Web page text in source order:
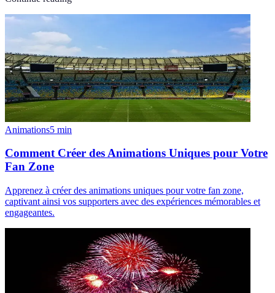
Animations5 min
Comment Créer des Animations Uniques pour Votre
Fan Zone
Apprenez à créer des animations uniques pour votre fan zone,
captivant ainsi vos supporters avec des expériences mémorables et
engageantes.